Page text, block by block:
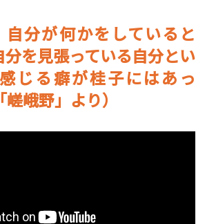
自分が何かをしていると
分を見張っている自分とい
じる癖が桂子にはあっ
峨野」より）